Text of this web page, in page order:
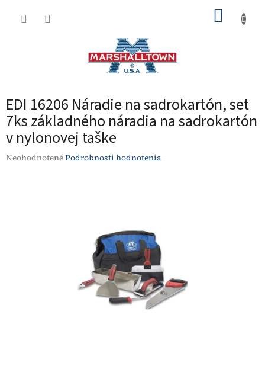
EDI 16206 Náradie na sadrokartón, set
7ks základného náradia na sadrokartón
v nylonovej taške
Priemerné
NeohodnotenéPodrobnosti hodnotenia